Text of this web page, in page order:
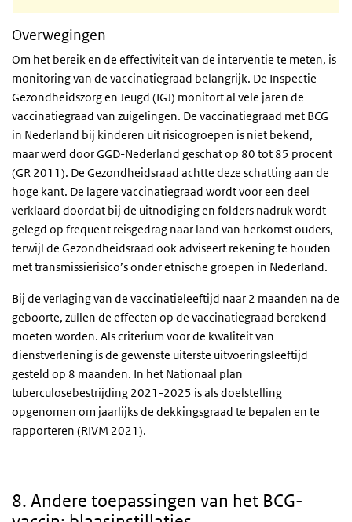
Overwegingen
Om het bereik en de effectiviteit van de interventie te meten, is
monitoring van de vaccinatiegraad belangrijk. De Inspectie
Gezondheidszorg en Jeugd (IGJ) monitort al vele jaren de
vaccinatiegraad van zuigelingen. De vaccinatiegraad met BCG
in Nederland bij kinderen uit risicogroepen is niet bekend,
maar werd door GGD-Nederland geschat op 80 tot 85 procent
(GR 2011). De Gezondheidsraad achtte deze schatting aan de
hoge kant. De lagere vaccinatiegraad wordt voor een deel
verklaard doordat bij de uitnodiging en folders nadruk wordt
gelegd op frequent reisgedrag naar land van herkomst ouders,
terwijl de Gezondheidsraad ook adviseert rekening te houden
met transmissierisico’s onder etnische groepen in Nederland.
Bij de verlaging van de vaccinatieleeftijd naar 2 maanden na de
geboorte, zullen de effecten op de vaccinatiegraad berekend
moeten worden. Als criterium voor de kwaliteit van
dienstverlening is de gewenste uiterste uitvoeringsleeftijd
gesteld op 8 maanden. In het Nationaal plan
tuberculosebestrijding 2021-2025 is als doelstelling
opgenomen om jaarlijks de dekkingsgraad te bepalen en te
rapporteren (RIVM 2021).
8. Andere toepassingen van het BCG-